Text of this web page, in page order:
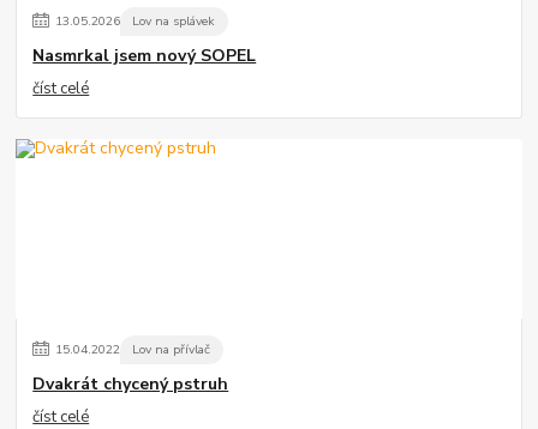
13.05.2026 Lov na splávek
Nasmrkal jsem nový SOPEL
číst celé
15.04.2022 Lov na přívlač
Dvakrát chycený pstruh
číst celé